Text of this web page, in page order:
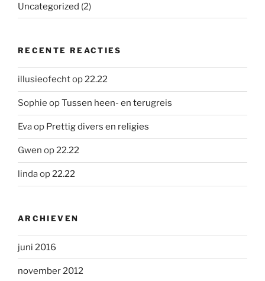
Uncategorized (2)
RECENTE REACTIES
illusieofechtop22.22
Sophie opTussen heen- en terugreis
Evaop Prettig divers en religies
Gwen op22.22
lindaop22.22
ARCHIEVEN
juni 2016
november 2012